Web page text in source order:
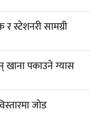
र स्टेशनरी सामग्री
खाना पकाउने ग्यास
जोड